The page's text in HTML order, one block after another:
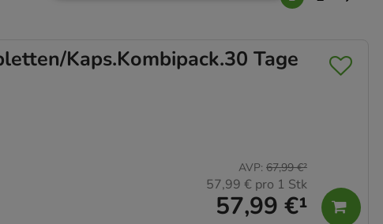
Kaps.Kombipack.30 Tage
57,99 €¹
AVP: 67,99 €²
57,99 € pro 1 Stk